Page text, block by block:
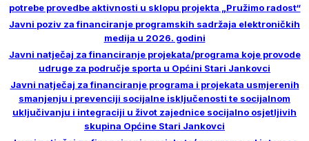
potrebe provedbe aktivnosti u sklopu projekta „Pružimo radost“
Javni poziv za financiranje programskih sadržaja elektroničkih
medija u 2026. godini
Javni natječaj za financiranje projekata/programa koje provode
udruge za područje sporta u Općini Stari Jankovci
Javni natječaj za financiranje programa i projekata usmjerenih
smanjenju i prevenciji socijalne isključenosti te socijalnom
uključivanju i integraciji u život zajednice socijalno osjetljivih
skupina Općine Stari Jankovci